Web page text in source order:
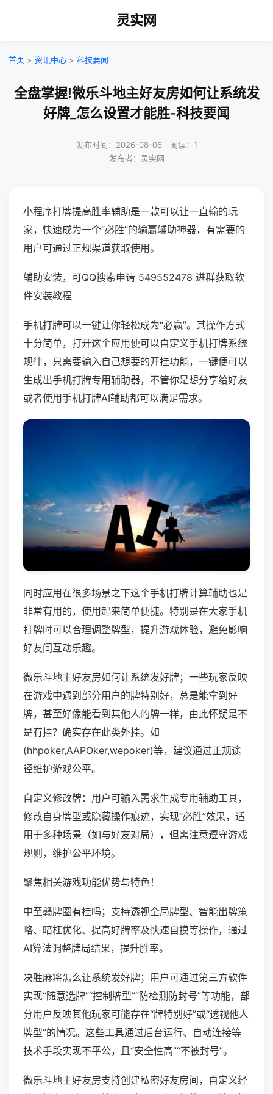
灵实网
首页 > 资讯中心 > 科技要闻
全盘掌握!微乐斗地主好友房如何让系统发
好牌_怎么设置才能胜-科技要闻
发布时间：2026-08-06｜阅读：1
发布者：灵实网
小程序打牌提高胜率辅助是一款可以让一直输的玩
家，快速成为一个“必胜”的输赢辅助神器，有需要的
用户可通过正规渠道获取使用。
辅助安装，可QQ搜索申请 549552478 进群获取软
件安装教程
手机打牌可以一键让你轻松成为“必赢”。其操作方式
十分简单，打开这个应用便可以自定义手机打牌系统
规律，只需要输入自己想要的开挂功能，一键便可以
生成出手机打牌专用辅助器，不管你是想分享给好友
或者使用手机打牌AI辅助都可以满足需求。
同时应用在很多场景之下这个手机打牌计算辅助也是
非常有用的，使用起来简单便捷。特别是在大家手机
打牌时可以合理调整牌型，提升游戏体验，避免影响
好友间互动乐趣。
微乐斗地主好友房如何让系统发好牌；一些玩家反映
在游戏中遇到部分用户的牌特别好，总是能拿到好
牌，甚至好像能看到其他人的牌一样，由此怀疑是不
是有挂？确实存在此类外挂。如
(hhpoker,AAPOker,wepoker)等，建议通过正规途
径维护游戏公平。
自定义修改牌：用户可输入需求生成专用辅助工具，
修改自身牌型或隐藏操作痕迹，实现“必胜”效果，适
用于多种场景（如与好友对局），但需注意遵守游戏
规则，维护公平环境。
聚焦相关游戏功能优势与特色！
中至赣牌圈有挂吗；支持透视全局牌型、智能出牌策
略、暗杠优化、提高好牌率及快速自摸等操作，通过
AI算法调整牌局结果，提升胜率。
决胜麻将怎么让系统发好牌；用户可通过第三方软件
实现“随意选牌”“控制牌型”“防检测防封号”等功能，部
分用户反映其他玩家可能存在“牌特别好”或“透视他人
牌型”的情况。这些工具通过后台运行、自动连接等
技术手段实现不平公，且“安全性高”“不被封号”。
微乐斗地主好友房支持创建私密好友房间，自定义经